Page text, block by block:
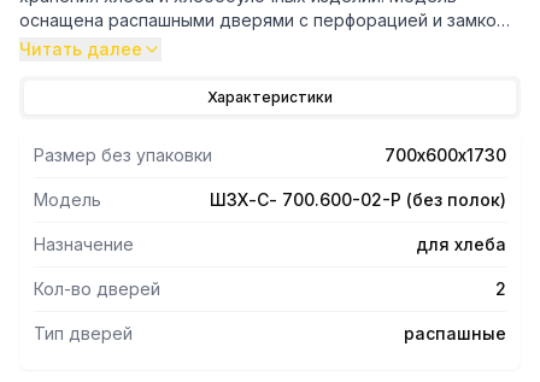
оснащена распашными дверями с перфорацией и замком.
Корпус выполнен из нержавеющей стали AISI 430.
Читать далее
Характеристики
Размер без упаковки 700х600х1730
Модель ШЗХ-С- 700.600-02-Р (без полок)
Назначение для хлеба
Кол-во дверей 2
Тип дверей распашные